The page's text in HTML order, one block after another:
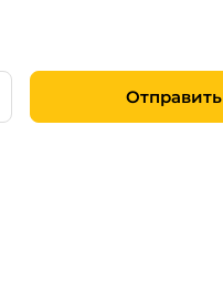
Отправить